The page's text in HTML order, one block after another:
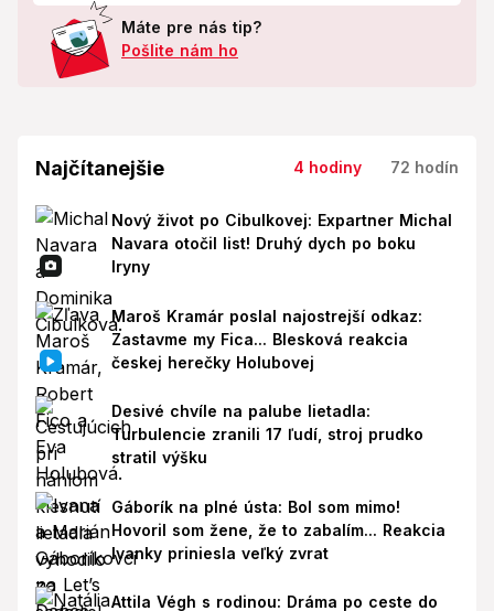
Máte pre nás tip?
Pošlite nám ho
Najčítanejšie 4 hodiny 72 hodín
Nový život po Cibulkovej: Expartner Michal
Navara otočil list! Druhý dych po boku
Iryny
Maroš Kramár poslal najostrejší odkaz:
Zastavme my Fica... Blesková reakcia
českej herečky Holubovej
Desivé chvíle na palube lietadla:
Turbulencie zranili 17 ľudí, stroj prudko
stratil výšku
Gáborík na plné ústa: Bol som mimo!
Hovoril som žene, že to zabalím... Reakcia
Ivanky priniesla veľký zvrat
Attila Végh s rodinou: Dráma po ceste do